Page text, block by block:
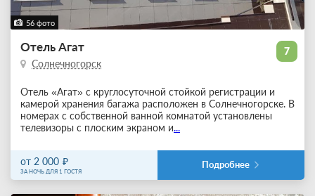
56 фото
7
Отель Агат
Солнечногорск
Отель «Агат» с круглосуточной стойкой регистрации и
камерой хранения багажа расположен в Солнечногорске. В
номерах с собственной ванной комнатой установлены
телевизоры с плоским экраном и...
от 2 000
ЗА НОЧЬ ДЛЯ 1 ГОСТЯ
Подробнее